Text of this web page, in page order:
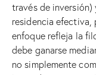
través de
residencia efectiva,
enfoque refleja la
debe ganarse
no simplemente